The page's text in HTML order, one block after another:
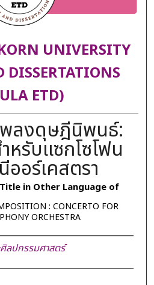
UNIVERSITY
DISSERTATIONS
ETD)
ลงดุษฎีนิพนธ์:
หรับแซกโซโฟน
ออร์เคสตรา
in Other Language of
: CONCERTO FOR
ORCHESTRA
ลปกรรมศาสตร์